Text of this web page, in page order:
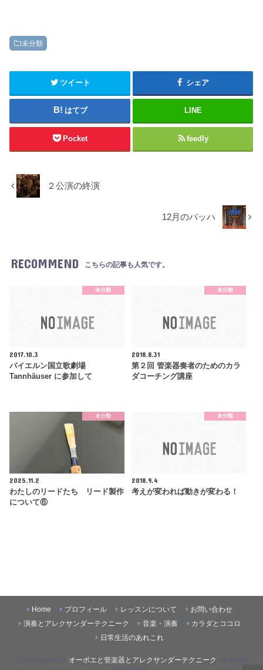
未分類
ツイート シェア
はてブ LINE
Pocket feedly
２公演の終演
12月のバッハ
RECOMMEND こちらの記事も人気です。
未分類
2017.10.3
バイエルン国立歌劇場
Tannhäuser に参加して
未分類
2018.8.31
第２回 管楽器奏者のためのカラ
ダコーチング講座
未分類
2025.11.2
わたしのリードたち リード製作
について⑥
未分類
2018.9.4
考えが変われば動きが変わる！
Home プロフィール レッスンについて
お問い合わせ
演奏とアレクサンダーテクニーク
音楽・演奏
カラダとココロ
日常生活のあれこれ
オーボエと管楽器とアレクサンダーテクニーク